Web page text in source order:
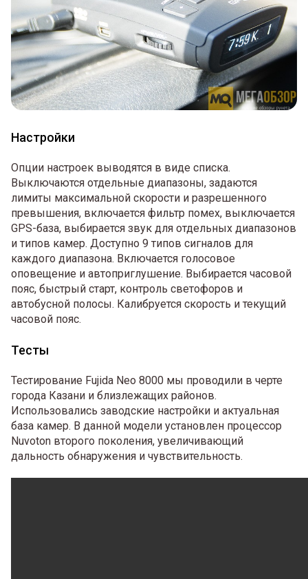
Настройки
Опции настроек выводятся в виде списка.
Выключаются отдельные диапазоны, задаются
лимиты максимальной скорости и разрешенного
превышения, включается фильтр помех, выключается
GPS-база, выбирается звук для отдельных диапазонов
и типов камер. Доступно 9 типов сигналов для
каждого диапазона. Включается голосовое
оповещение и автоприглушение. Выбирается часовой
пояс, быстрый старт, контроль светофоров и
автобусной полосы. Калибруется скорость и текущий
часовой пояс.
Тесты
Тестирование Fujida Neo 8000 мы проводили в черте
города Казани и близлежащих районов.
Использовались заводские настройки и актуальная
база камер. В данной модели установлен процессор
Nuvoton второго поколения, увеличивающий
дальность обнаружения и чувствительность.